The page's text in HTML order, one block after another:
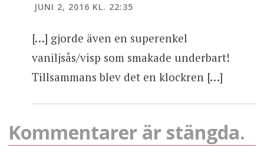
JUNI 2, 2016 KL. 22:35
[…] gjorde även en superenkel
vaniljsås/visp som smakade underbart!
Tillsammans blev det en klockren […]
Kommentarer är stängda.